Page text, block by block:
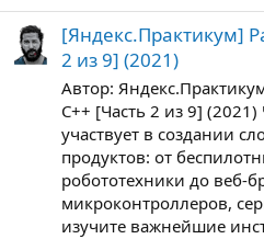
[Яндекс.Практикум]
2 из 9] (2021)
Автор:
C++ [Часть 2 из 9] (2021)
участвует в создании
продуктов: от
робототехники до веб-
микроконтроллеров,
изучите важнейшие